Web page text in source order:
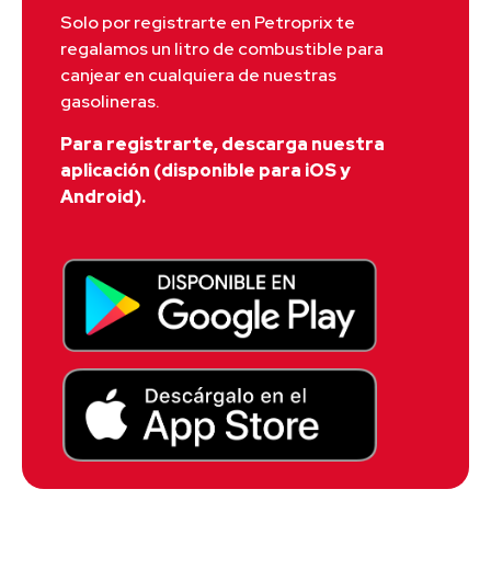
Solo por registrarte en Petroprix te
regalamos un litro de combustible para
canjear en cualquiera de nuestras
gasolineras.
Para registrarte, descarga nuestra
aplicación (disponible para iOS y
Android).